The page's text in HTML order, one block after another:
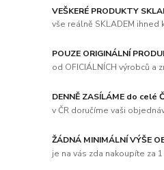
VEŠKERÉ PRODUKTY
vše reálně SKLADEM ihned
POUZE ORIGINÁLNÍ
od OFICIÁLNÍCH výrobců a
DENNĚ ZASÍLÁME do celé
v ČR doručíme vaši
ŽÁDNÁ MINIMÁLNÍ VÝŠE
je na vás zda nakoupíte za